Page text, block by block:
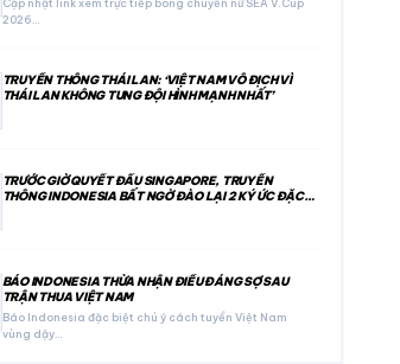
Cập nhật link xem trực tiếp bóng chuyền nữ SEA V.Cup
2026…
TRUYỀN THÔNG THÁI LAN: ‘VIỆT NAM VÔ ĐỊCH VÌ
THÁI LAN KHÔNG TUNG ĐỘI HÌNH MẠNH NHẤT’
TRƯỚC GIỜ QUYẾT ĐẤU SINGAPORE, TRUYỀN
THÔNG INDONESIA BẤT NGỜ ĐÀO LẠI 2 KÝ ỨC ĐẶC
BÁO INDONESIA THỪA NHẬN ĐIỀU ĐÁNG SỢ SAU
TRẬN THUA VIỆT NAM
Báo Indonesia đặc biệt chú ý cách tuyển Việt Nam
vùng dậy…